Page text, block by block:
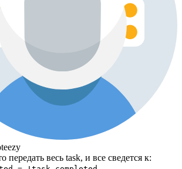
весь task, и все сведется к: